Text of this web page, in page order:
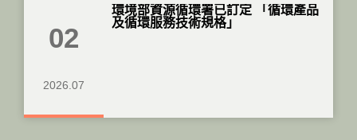
02
2026.07
環境部資源循環署已訂定 「循環產品
及循環服務技術規格」